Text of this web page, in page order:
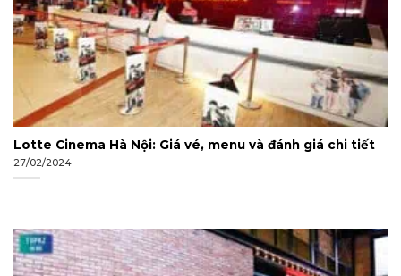
Lotte Cinema Hà Nội: Giá vé, menu và đánh giá chi tiết
27/02/2024